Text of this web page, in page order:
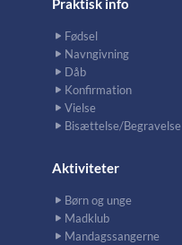
Praktisk info
Fødsel
Navngivning
Dåb
Konfirmation
Vielse
Bisættelse/Begravelse
Aktiviteter
Børn og unge
Madklub
Mandagssangerne